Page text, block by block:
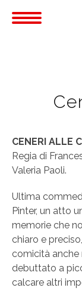
CENERI ALLE
Regia di
Valeria Paoli.
Ultima
Pinter, un atto
memorie che
chiaro e
comicità
debuttato a
calcare altri